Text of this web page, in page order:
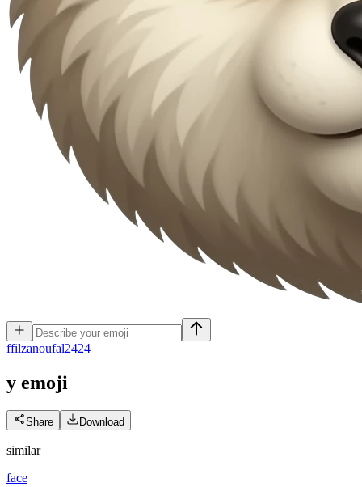
ffilzanoufal2424
y emoji
Share Download
similar
face